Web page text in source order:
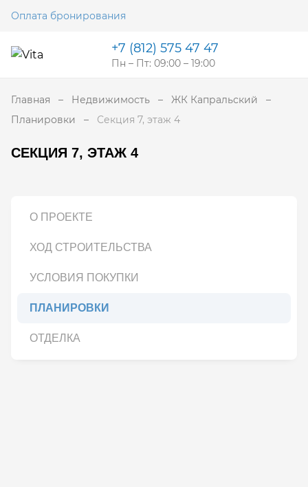
Оплата бронирования
+7 (812) 575 47 47
Пн – Пт: 09:00 – 19:00
Главная Недвижимость
ЖК Капральский
Планировки
Секция 7, этаж 4
СЕКЦИЯ 7, ЭТАЖ 4
О ПРОЕКТЕ
ХОД СТРОИТЕЛЬСТВА
УСЛОВИЯ ПОКУПКИ
ПЛАНИРОВКИ
ОТДЕЛКА